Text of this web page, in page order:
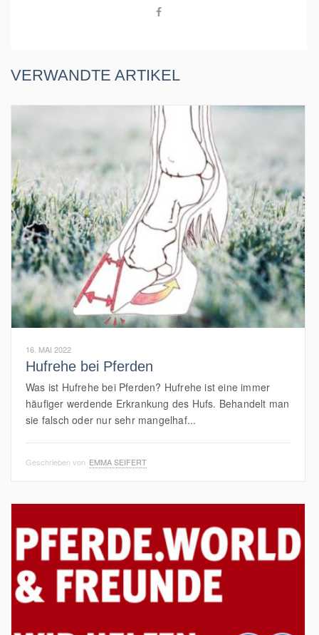
VERWANDTE ARTIKEL
16. MAI 2022
Hufrehe bei Pferden
Was ist Hufrehe bei Pferden? Hufrehe ist eine immer
häufiger werdende Erkrankung des Hufs. Behandelt man
sie falsch oder nur sehr mangelhaf...
Geschrieben von EMMA SEIFERT